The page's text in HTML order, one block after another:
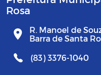
Rosa
R. Manoel de
Barra de Santa
(83) 3376-1040